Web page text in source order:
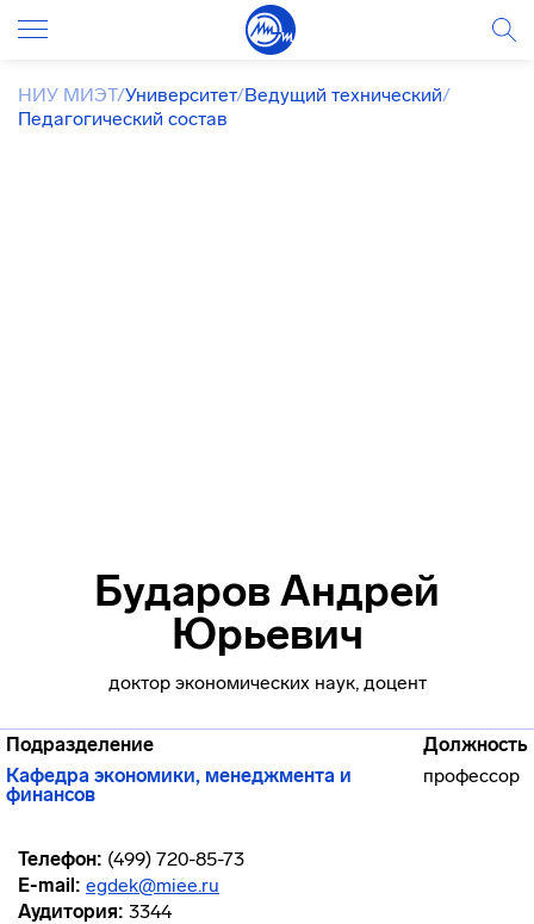
НИУ МИЭТ/Университет/Ведущий технический/
Педагогический состав
Бударов Андрей
Юрьевич
доктор экономических наук, доцент
Подразделение
Должность
Кафедра экономики, менеджмента и
финансов
профессор
Телефон: (499) 720-85-73
E-mail: egdek@miee.ru
Аудитория: 3344